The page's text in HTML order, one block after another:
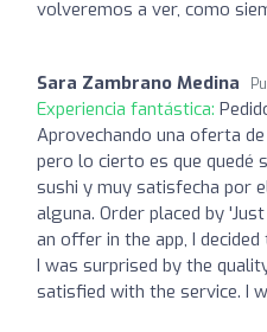
volveremos a ver, como
Sara Zambrano Medina
Experiencia fantástica:
Aprovechando una oferta
pero lo cierto es que quedé
sushi y muy satisfecha por
alguna. Order placed by
an offer in the app, I
I was surprised by the
satisfied with the service. I